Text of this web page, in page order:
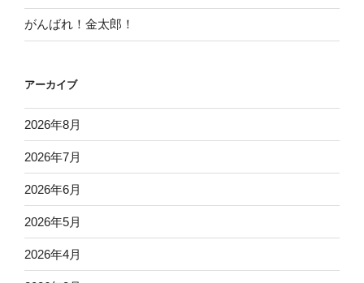
がんばれ！金太郎！
アーカイブ
2026年8月
2026年7月
2026年6月
2026年5月
2026年4月